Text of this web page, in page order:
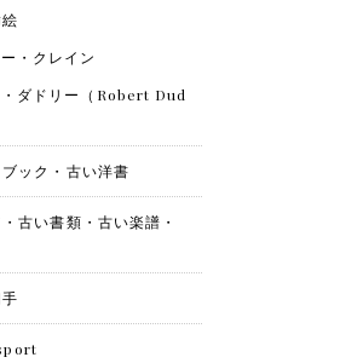
・クレイン
・ダドリー（Robert Dud
ック・古い洋書
古い書類・古い楽譜・